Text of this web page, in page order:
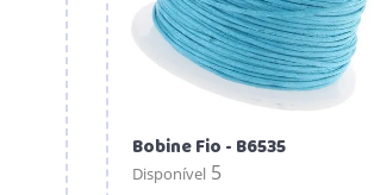
Bobine Fio - B6535
Disponível 5